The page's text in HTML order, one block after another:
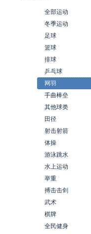
全部运动
冬季运动
足球
篮球
排球
乒乓球
网羽
手曲棒垒
其他球类
田径
射击射箭
体操
游泳跳水
水上运动
举重
搏击击剑
武术
棋牌
全民健身